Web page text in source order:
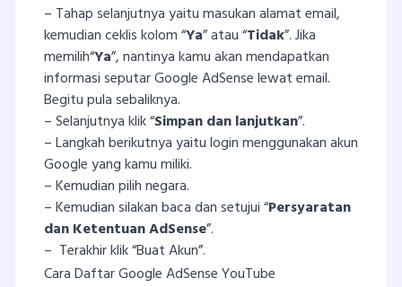
– Tahap selanjutnya yaitu masukan alamat email,
kemudian ceklis kolom “Ya” atau “Tidak”. Jika
memilih“Ya”, nantinya kamu akan mendapatkan
informasi seputar Google AdSense lewat email.
Begitu pula sebaliknya.
– Selanjutnya klik “Simpan dan lanjutkan”.
– Langkah berikutnya yaitu login menggunakan akun
Google yang kamu miliki.
– Kemudian pilih negara.
– Kemudian silakan baca dan setujui “Persyaratan
dan Ketentuan AdSense”.
– Terakhir klik “Buat Akun”.
Cara Daftar Google AdSense YouTube